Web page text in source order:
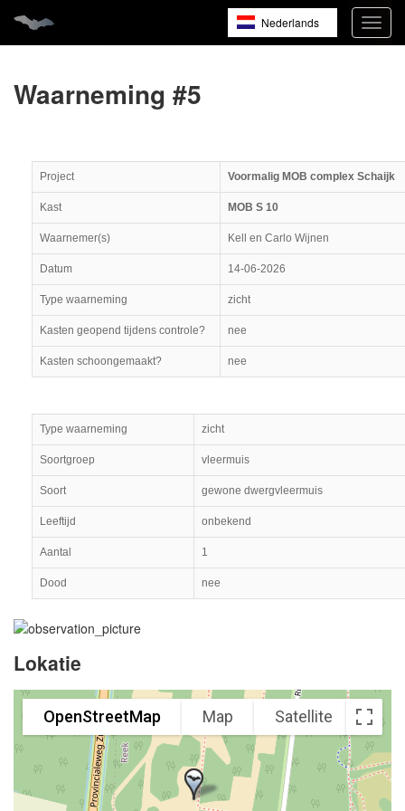
Nederlands
Waarneming #5
Project Voormalig MOB complex Schaijk
Kast MOB S 10
Waarnemer(s) Kell en Carlo Wijnen
Datum 14-06-2026
Type waarneming zicht
Kasten geopend tijdens controle? nee
Kasten schoongemaakt? nee
Type waarneming zicht
Soortgroep vleermuis
Soort gewone dwergvleermuis
Leeftijd onbekend
Aantal 1
Dood nee
Lokatie
OpenStreetMap Map Satellite